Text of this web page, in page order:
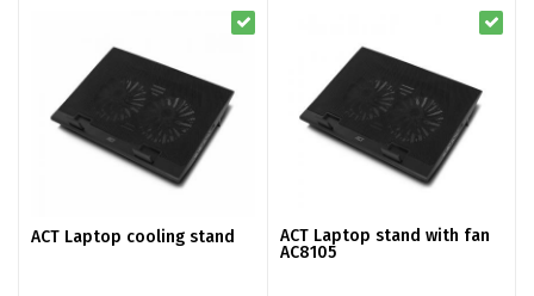
ACT Laptop cooling stand
ACT Laptop stand with fan
AC8105